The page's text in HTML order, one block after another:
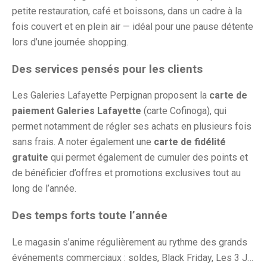
petite restauration, café et boissons, dans un cadre à la
fois couvert et en plein air — idéal pour une pause détente
lors d’une journée shopping.
Des services pensés pour les clients
Les Galeries Lafayette Perpignan proposent la carte de
paiement Galeries Lafayette (carte Cofinoga), qui
permet notamment de régler ses achats en plusieurs fois
sans frais. A noter également une carte de fidélité
gratuite qui permet également de cumuler des points et
de bénéficier d’offres et promotions exclusives tout au
long de l’année.
Des temps forts toute l’année
Le magasin s’anime régulièrement au rythme des grands
événements commerciaux : soldes, Black Friday, Les 3 J…